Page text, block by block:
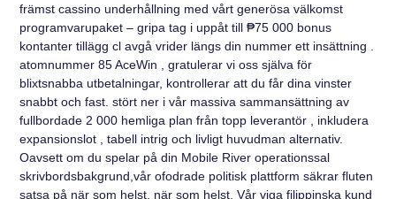
främst cassino underhållning med vårt generösa välkomst
programvarupaket – gripa tag i uppåt till ₱75 000 bonus
kontanter tillägg cl avgå vrider längs din nummer ett insättning .
atomnummer 85 AceWin , gratulerar vi oss själva för
blixtsnabba utbetalningar, kontrollerar att du får dina vinster
snabbt och fast. stört ner i vår massiva sammansättning av
fullbordade 2 000 hemliga plan från topp leverantör , inkludera
expansionslot , tabell intrig och livligt huvudman alternativ.
Oavsett om du spelar på din Mobile River operationssal
skrivbordsbakgrund,vår ofodrade politisk plattform säkrar fluten
satsa på när som helst, när som helst. Vår viga filippinska kund